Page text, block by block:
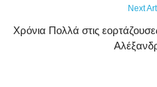
Next
Χρόνια Πολλά στις